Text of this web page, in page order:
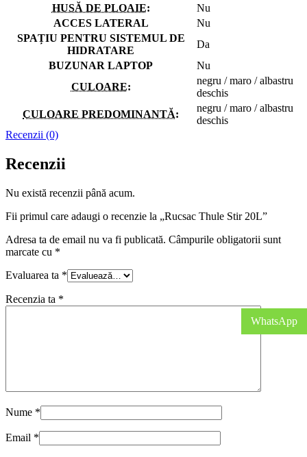
HUSĂ DE PLOAIE:
Nu
ACCES LATERAL
Nu
SPAȚIU PENTRU SISTEMUL DE
HIDRATARE
Da
BUZUNAR LAPTOP
Nu
CULOARE:
negru / maro / albastru
deschis
CULOARE PREDOMINANTĂ:
negru / maro / albastru
deschis
Recenzii (0)
Recenzii
Nu există recenzii până acum.
Fii primul care adaugi o recenzie la „Rucsac Thule Stir 20L”
Adresa ta de email nu va fi publicată. Câmpurile obligatorii sunt
marcate cu *
Evaluarea ta *
Recenzia ta *
Nume *
Email *
WhatsApp